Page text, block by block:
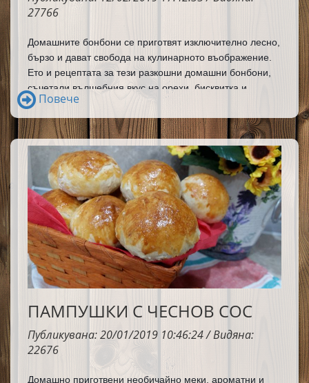
27766
Домашните бонбони се приготвят изключително лесно,
бързо и дават свобода на кулинарното въображение.
Ето и рецептата за тези разкошни домашни бонбони,
съчетали вълшебния вкус на орехи, бисквитка и
кондензирано мляко. Оттук нататък започват хилядите
възможности за творчество.
Повече
ПАМПУШКИ С ЧЕСНОВ СОС
Публикувана: 20/01/2019 10:46:24 / Видяна:
22676
Домашно приготвени необичайно меки, ароматни и